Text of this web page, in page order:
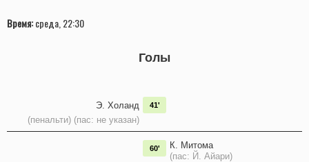
Время:среда, 22:30
Голы
Э. Холанд
(пенальти) (пас: не указан)
41'
К. Митома
(пас: Й. Айари)
60'